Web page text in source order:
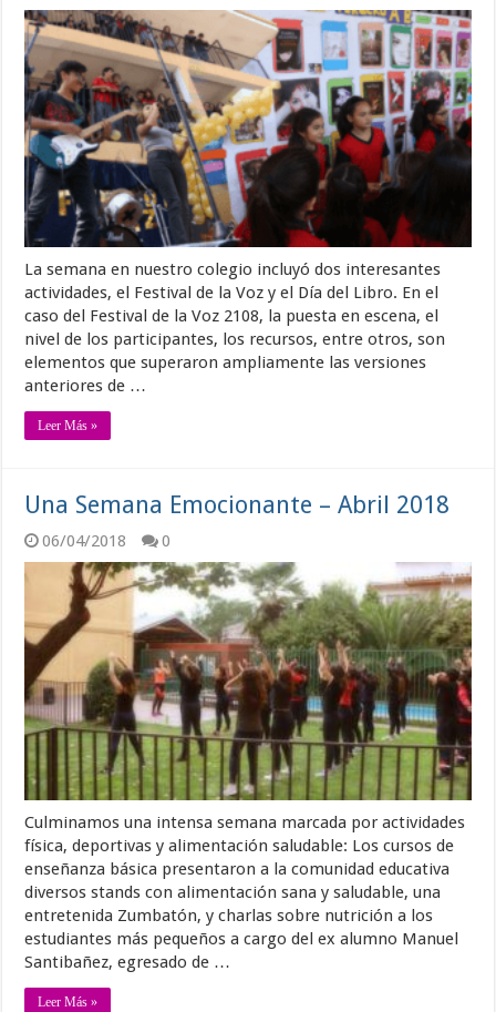
La semana en nuestro colegio incluyó dos interesantes
actividades, el Festival de la Voz y el Día del Libro. En el
caso del Festival de la Voz 2108, la puesta en escena, el
nivel de los participantes, los recursos, entre otros, son
elementos que superaron ampliamente las versiones
anteriores de …
Leer Más »
Una Semana Emocionante – Abril 2018
06/04/2018 0
Culminamos una intensa semana marcada por actividades
física, deportivas y alimentación saludable: Los cursos de
enseñanza básica presentaron a la comunidad educativa
diversos stands con alimentación sana y saludable, una
entretenida Zumbatón, y charlas sobre nutrición a los
estudiantes más pequeños a cargo del ex alumno Manuel
Santibañez, egresado de …
Leer Más »